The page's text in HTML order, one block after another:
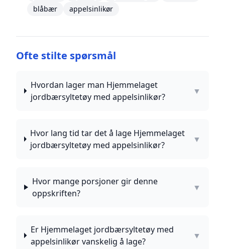
blåbær
appelsinlikør
Ofte stilte spørsmål
Hvordan lager man Hjemmelaget
jordbærsyltetøy med appelsinlikør?
▼
Hvor lang tid tar det å lage Hjemmelaget
jordbærsyltetøy med appelsinlikør?
▼
Hvor mange porsjoner gir denne
oppskriften?
▼
Er Hjemmelaget jordbærsyltetøy med
appelsinlikør vanskelig å lage?
▼